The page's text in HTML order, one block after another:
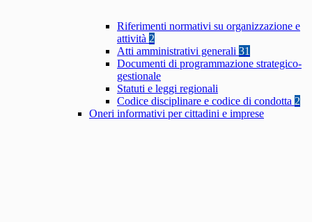
Riferimenti normativi su organizzazione e
attività 2
Atti amministrativi generali 31
Documenti di programmazione strategico-
gestionale
Statuti e leggi regionali
Codice disciplinare e codice di condotta 2
Oneri informativi per cittadini e imprese